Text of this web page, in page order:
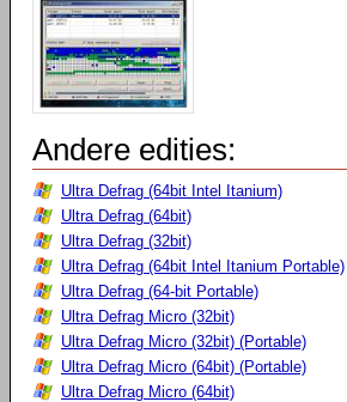
Andere edities:
Ultra Defrag (64bit Intel Itanium)
Ultra Defrag (64bit)
Ultra Defrag (32bit)
Ultra Defrag (64bit Intel Itanium Portable)
Ultra Defrag (64-bit Portable)
Ultra Defrag Micro (32bit)
Ultra Defrag Micro (32bit) (Portable)
Ultra Defrag Micro (64bit) (Portable)
Ultra Defrag Micro (64bit)